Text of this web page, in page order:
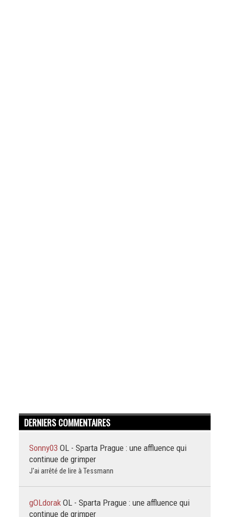
DERNIERS COMMENTAIRES
Sonny03 OL - Sparta Prague : une affluence qui
continue de grimper
J'ai arrêté de lire à Tessmann
gOLdorak OL - Sparta Prague : une affluence qui
continue de grimper